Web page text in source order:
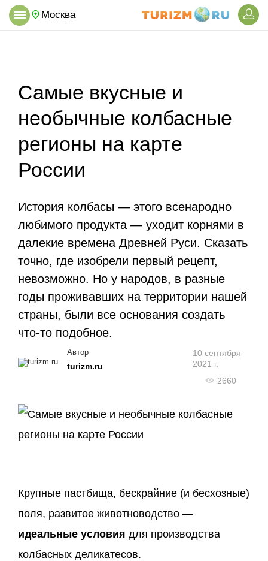
Москва
Самые вкусные и
необычные колбасные
регионы на карте
России
История колбасы — этого всенародно
любимого продукта — уходит корнями в
далекие времена Древней Руси. Сказать
точно, где изобрели первый рецепт,
невозможно. Но у народов, в разные
годы проживавших на территории нашей
страны, были все основания создать
что-то подобное.
Автор
turizm.ru
10 сентября
2021 г.
2660
Крупные пастбища, бескрайние (и бесхозные)
поля, развитое животноводство —
идеальные условия для производства
колбасных деликатесов.